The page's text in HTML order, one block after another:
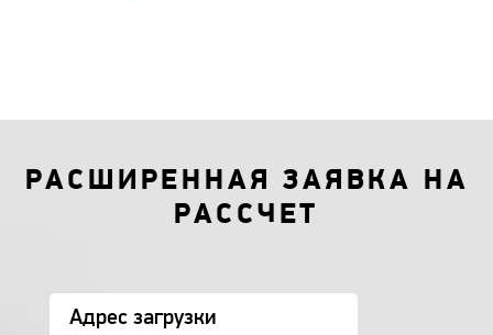
РАСШИРЕННАЯ ЗАЯВКА НА
РАССЧЕТ